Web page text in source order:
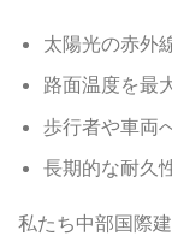
太陽光の赤外
路面温度を最
歩行者や車両
長期的な耐久
私たち中部国際